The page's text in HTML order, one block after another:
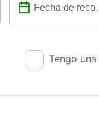
Tengo una